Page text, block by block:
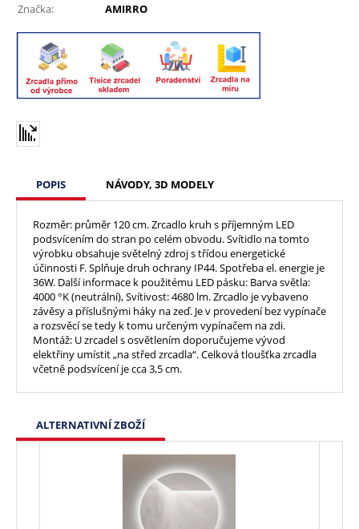
Značka:
AMIRRO
POPIS NÁVODY, 3D MODELY
Rozměr: průměr 120 cm. Zrcadlo kruh s příjemným LED
podsvícením do stran po celém obvodu. Svítidlo na tomto
výrobku obsahuje světelný zdroj s třídou energetické
účinnosti F. Splňuje druh ochrany IP44. Spotřeba el. energie je
36W. Další informace k použitému LED pásku: Barva světla:
4000 °K (neutrální), Svítivost: 4680 lm. Zrcadlo je vybaveno
závěsy a příslušnými háky na zeď. Je v provedení bez vypínače
a rozsvěcí se tedy k tomu určeným vypínačem na zdi.
Montáž: U zrcadel s osvětlením doporučujeme vývod
elektřiny umístit „na střed zrcadla“. Celková tloušťka zrcadla
včetně podsvícení je cca 3,5 cm.
ALTERNATIVNÍ ZBOŽÍ